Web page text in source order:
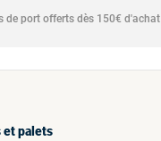
de port offerts dès 150€ d'achat
et palets